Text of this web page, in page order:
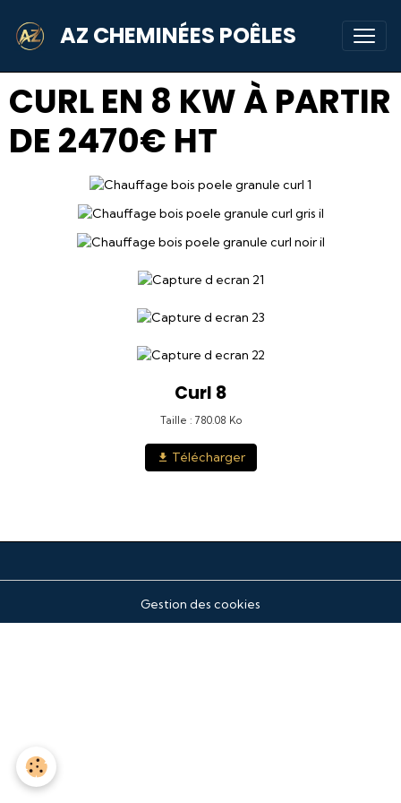
AZ CHEMINÉES POÊLES
CURL EN 8 KW À PARTIR
DE 2470€ HT
Curl 8
Taille : 780.08 Ko
Télécharger
Gestion des cookies